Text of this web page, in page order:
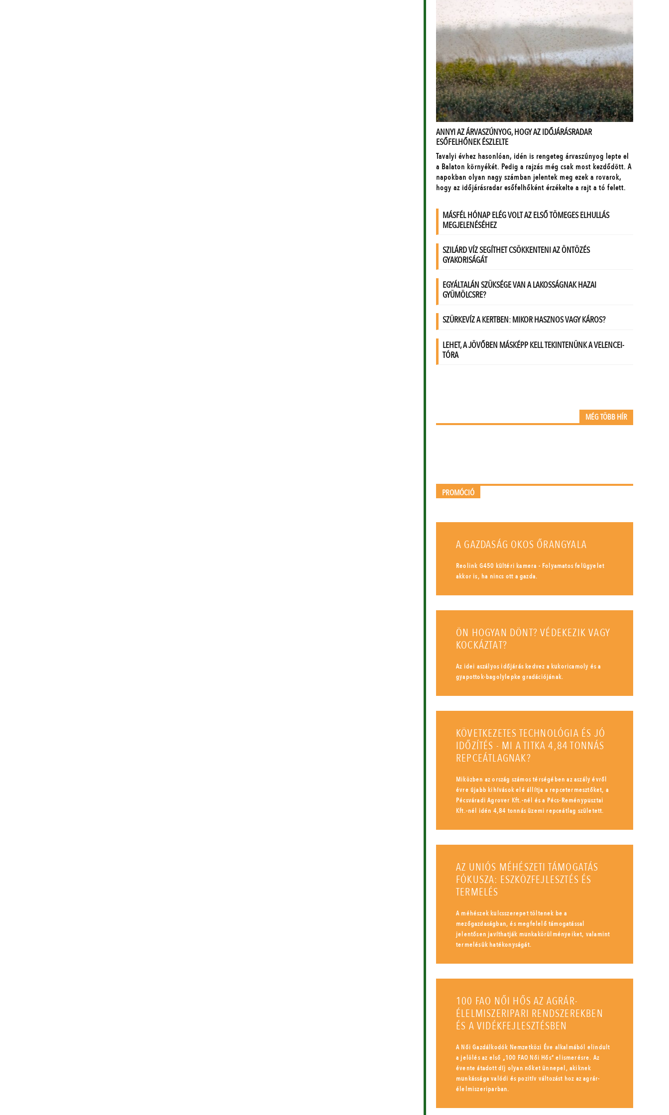
MÉG TÖBB HÍR
PROMÓCIÓ
A GAZDASÁG OKOS ŐRANGYALA
Reolink G450 kültéri kamera - Folyamatos felügyelet
akkor is, ha nincs ott a gazda.
ÖN HOGYAN DÖNT? VÉDEKEZIK VAGY
KOCKÁZTAT?
Az idei aszályos időjárás kedvez a kukoricamoly és a
gyapottok-bagolylepke gradációjának.
KÖVETKEZETES TECHNOLÓGIA ÉS JÓ
IDŐZÍTÉS - MI A TITKA 4,84 TONNÁS
REPCEÁTLAGNAK?
Miközben az ország számos térségében az aszály évről
évre újabb kihívások elé állítja a repcetermesztőket, a
Pécsváradi Agrover Kft.-nél és a Pécs-Reménypusztai
Kft.-nél idén 4,84 tonnás üzemi repceátlag született.
AZ UNIÓS MÉHÉSZETI TÁMOGATÁS
FÓKUSZA: ESZKÖZFEJLESZTÉS ÉS
TERMELÉS
A méhészek kulcsszerepet töltenek be a
mezőgazdaságban, és megfelelő támogatással
jelentősen javíthatják munkakörülményeiket, valamint
termelésük hatékonyságát.
100 FAO NŐI HŐS AZ AGRÁR-
ÉLELMISZERIPARI RENDSZEREKBEN
ÉS A VIDÉKFEJLESZTÉSBEN
A Női Gazdálkodók Nemzetközi Éve alkalmából elindult
a jelölés az első „100 FAO Női Hős” elismerésre. Az
évente átadott díj olyan nőket ünnepel, akiknek
munkássága valódi és pozitív változást hoz az agrár-
élelmiszeriparban.